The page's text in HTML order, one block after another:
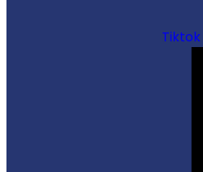
Tiktok